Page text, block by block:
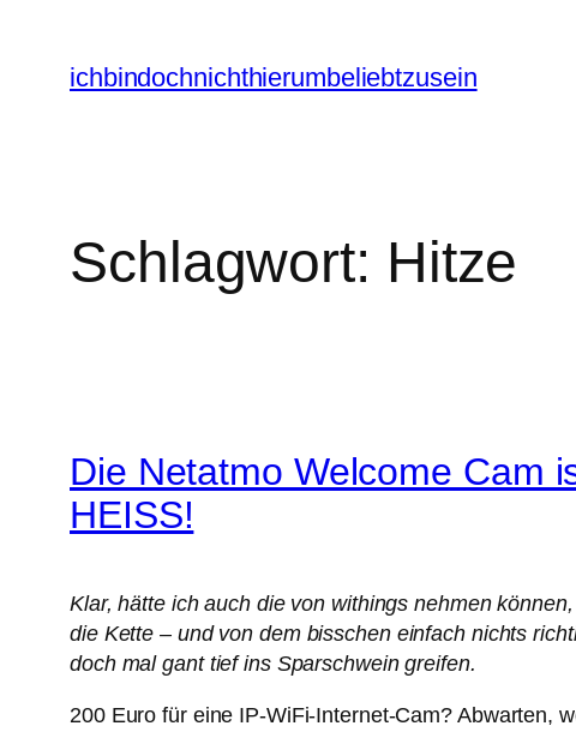
Inhalt
springen
ichbindochnichthierumbeliebtzusein
Schlagwort: Hitze
Die Netatmo Welcome
HEISS!
Klar, hätte ich auch die von withings nehmen
die Kette – und von dem bisschen einfach nichts
doch mal gant tief ins Sparschwein greifen.
200 Euro für eine IP-WiFi-Internet-Cam? Abwarten,